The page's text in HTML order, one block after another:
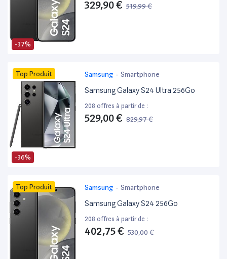
-37%
329,90 € 519,99 €
-36%
Top Produit Samsung - Smartphone
Samsung Galaxy S24 Ultra 256Go
208 offres à partir de :
529,00 € 829,97 €
Top Produit Samsung - Smartphone
Samsung Galaxy S24 256Go
208 offres à partir de :
402,75 € 530,00 €